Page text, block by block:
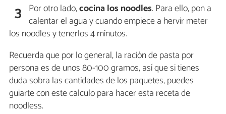
3 Por otro lado,cocina los noodles. Para ello, pon a
calentar el agua y cuando empiece a hervir meter
los noodles y tenerlos 4 minutos.
Recuerda que por lo general, la ración de pasta por
persona es de unos 80-100 gramos, así que si tienes
duda sobra las cantidades de los paquetes, puedes
guiarte con este calculo para hacer esta receta de
noodless.